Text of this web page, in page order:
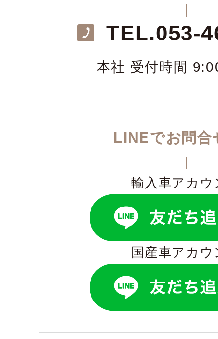
TEL.053-
本社 受付時間
LINEでお問合
輸入車アカウ
国産車アカウ